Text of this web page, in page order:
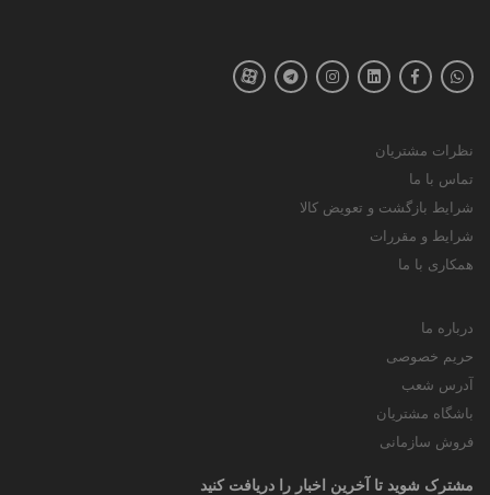
نظرات مشتریان
تماس با ما
شرایط بازگشت و تعویض کالا
شرایط و مقررات
همکاری با ما
درباره ما
حریم خصوصی
آدرس شعب
باشگاه مشتریان
فروش سازمانی
مشترک شوید تا آخرین اخبار را دریافت کنید